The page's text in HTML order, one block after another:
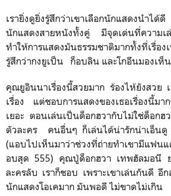
เรายิ่งดูยิ่งรู้สึกว่าเขาเลือกนักแสดงนำไ
นักแสดงสายหนังทั้งคู่ มีจุดเด่นที่ความ
ทำให้การแสดงมันธรรมชาติมากทั้งที่เรื่
รู้สึกว่ากงยูเป็น ก็อบลิน และโกอึนมองเห็
คุณยูอินนาเรื่องนี้สวยมาก ร้องไห้ยังสวย
เรื่อง แต่ชอบการแสดงของเธอเรื่องนี้ม
เยอะ ตอนเล่นเป็นด็อกฮวากับไม่ใช่ด็อก
ตัวละคร คนอื่นๆ ก็เล่นได้น่ารักน่าเอ็นดู
(แอบไปเห็นมาว่าช่วงที่ถ่ายทำเขามีแฟน
อบสุด 555) คุณปู่ด็อกฮวา เทพฮัลมอนี
ละครลับ เราก็ชอบ เพราะเขาเล่นกันดี อี
นักแสดงโอเคมาก มันพอดี ไม่ขาดไม่เกิน